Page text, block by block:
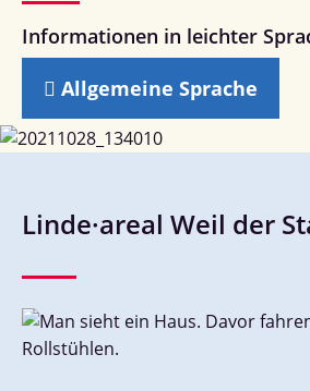
Informationen in leichter
Allgemeine Sprache
Linde·areal Weil der